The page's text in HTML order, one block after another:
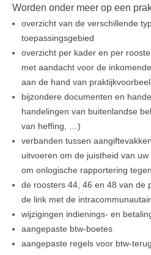
Worden onder meer op een
overzicht van de verschillende
toepassingsgebied
overzicht per kader en per
met aandacht voor de
aan de hand van
bijzondere documenten en
handelingen van buitenlandse
van heffing, …)
verbanden tussen
uitvoeren om de juistheid van
om onlogische rapportering
de roosters 44, 46 en 48 van de
de link met de
wijzigingen indienings- en
aangepaste btw-boetes
aangepaste regels voor btw-